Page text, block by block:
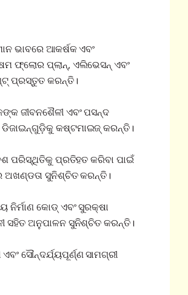
ଭାବରେ ଆକର୍ଷକ ଏବଂ
ଫ୍ଲୋର ପ୍ଲାନ୍, ଏଲିଭେସନ୍ ଏବଂ
ପ୍ରସ୍ତୁତ କରନ୍ତି।
ଜୀବନଶୈଳୀ ଏବଂ ପସନ୍ଦ
ଡିଜାଇନ୍ଗୁଡ଼ିକୁ କଷ୍ଟମାଇଜ୍ କରନ୍ତି।
ପରିସ୍ଥିତିକୁ ପ୍ରତିହତ କରିବା ପାଇଁ
ଅଖଣ୍ଡତା ସୁନିଶ୍ଚିତ କରନ୍ତି।
ନିର୍ମାଣ କୋଡ୍ ଏବଂ ସୁରକ୍ଷା
ସହିତ ଅନୁପାଳନ ସୁନିଶ୍ଚିତ କରନ୍ତି।
ଏବଂ ସୌନ୍ଦର୍ଯ୍ୟପୂର୍ଣ୍ଣ ସାମଗ୍ରୀ